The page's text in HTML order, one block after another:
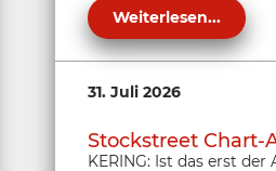
Weiterlesen...
31. Juli 2026
Stockstreet Chart-
KERING: Ist das erst der